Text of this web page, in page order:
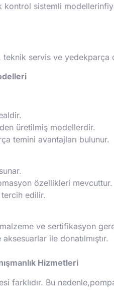
sistemli
servis ve
üretilmiş modellerdir.
temini avantajları bulunur.
özellikleri mevcuttur.
edilir.
ve sertifikasyon
ile donatılmıştır.
Hizmetleri
farklıdır. Bu